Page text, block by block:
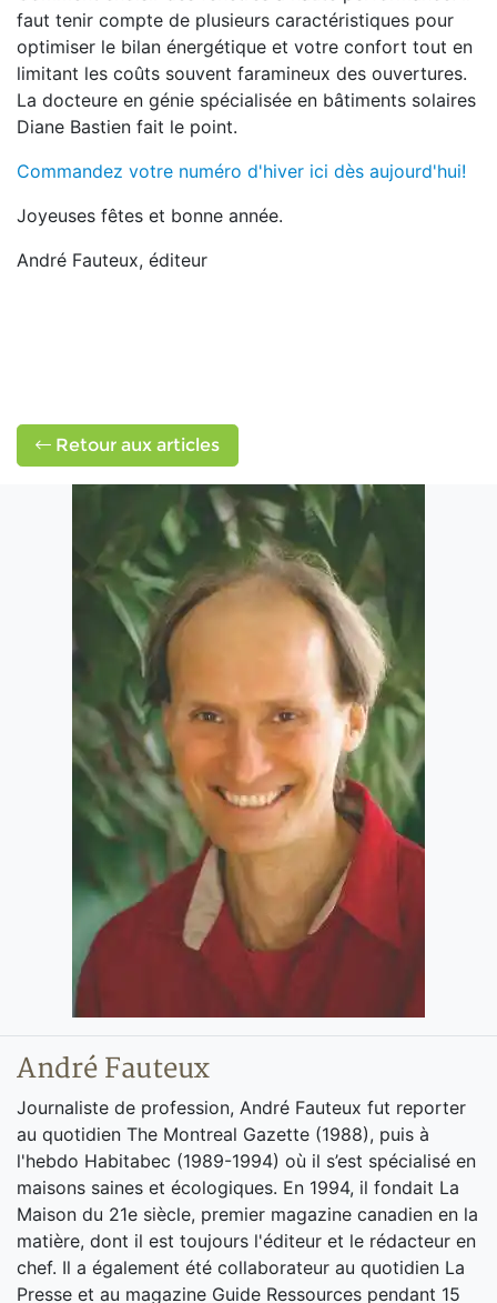
faut tenir compte de plusieurs caractéristiques pour
optimiser le bilan énergétique et votre confort tout en
limitant les coûts souvent faramineux des ouvertures.
La docteure en génie spécialisée en bâtiments solaires
Diane Bastien fait le point.
Commandez votre numéro d'hiver ici dès aujourd'hui!
Joyeuses fêtes et bonne année.
André Fauteux, éditeur
Retour aux articles
André Fauteux
Journaliste de profession, André Fauteux fut reporter
au quotidien The Montreal Gazette (1988), puis à
l'hebdo Habitabec (1989-1994) où il s’est spécialisé en
maisons saines et écologiques. En 1994, il fondait La
Maison du 21e siècle, premier magazine canadien en la
matière, dont il est toujours l'éditeur et le rédacteur en
chef. Il a également été collaborateur au quotidien La
Presse et au magazine Guide Ressources pendant 15